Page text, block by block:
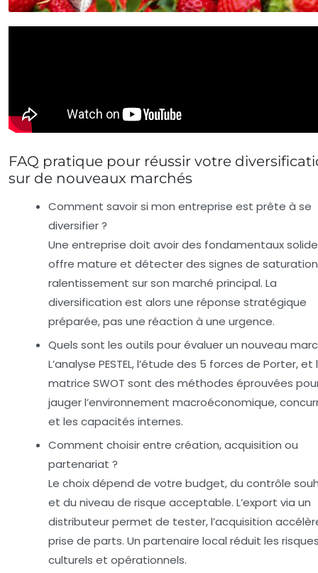
FAQ pratique pour réussir votre
sur de nouveaux marchés
Comment savoir si mon entreprise est prête à se
diversifier ?
Une entreprise doit avoir des fondamentaux
offre mature et détecter des signes de
ralentissement sur son marché principal. La
diversification est alors une réponse stratégique
préparée, pas une réaction à une urgence.
Quels sont les outils pour évaluer un nouveau
L’analyse PESTEL, l’étude des 5 forces de Porter, et
matrice SWOT sont des méthodes éprouvées
jauger l’environnement macroéconomique,
et les capacités internes.
Comment choisir entre création, acquisition ou
partenariat ?
Le choix dépend de votre budget, du contrôle
et du niveau de risque acceptable. L’export via un
distributeur permet de tester, l’acquisition
prise de parts. Un partenaire local réduit les
culturels et opérationnels.